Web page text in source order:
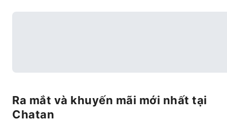
Ra mắt và khuyến mãi mới nhất tại
Chatan